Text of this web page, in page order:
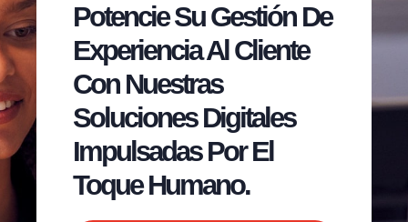
Potencie Su Gestión De
Experiencia Al Cliente
Con Nuestras
Soluciones Digitales
Impulsadas Por El
Toque Humano.